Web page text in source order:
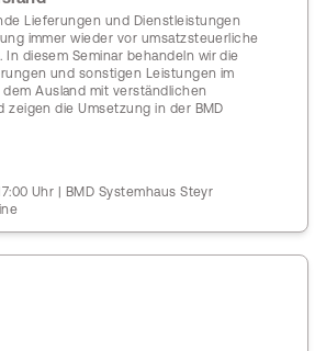
Lieferungen und Dienstleistungen
immer wieder vor umsatzsteuerliche
In diesem Seminar behandeln wir die
und sonstigen Leistungen im
Ausland mit verständlichen
zeigen die Umsetzung in der BMD
Uhr | BMD Systemhaus Steyr